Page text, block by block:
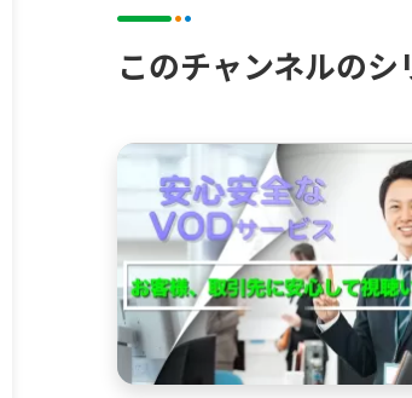
このチャンネルのシ